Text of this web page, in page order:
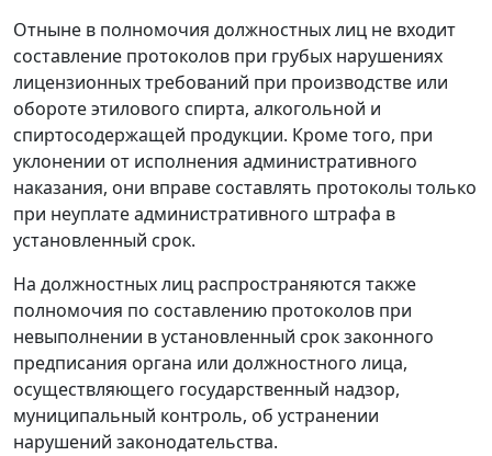
Отныне в полномочия должностных лиц не входит
составление протоколов при грубых нарушениях
лицензионных требований при производстве или
обороте этилового спирта, алкогольной и
спиртосодержащей продукции. Кроме того, при
уклонении от исполнения административного
наказания, они вправе составлять протоколы только
при неуплате административного штрафа в
установленный срок.
На должностных лиц распространяются также
полномочия по составлению протоколов при
невыполнении в установленный срок законного
предписания органа или должностного лица,
осуществляющего государственный надзор,
муниципальный контроль, об устранении
нарушений законодательства.